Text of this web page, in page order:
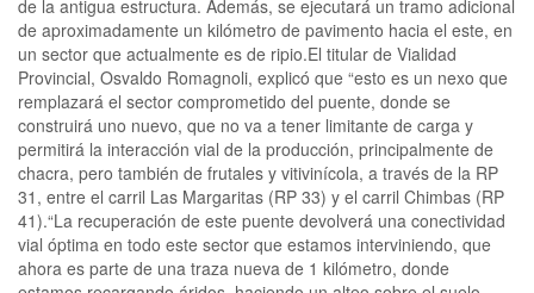
de la antigua estructura. Además, se ejecutará un tramo adicional
de aproximadamente un kilómetro de pavimento hacia el este, en
un sector que actualmente es de ripio.El titular de Vialidad
Provincial, Osvaldo Romagnoli, explicó que “esto es un nexo que
remplazará el sector comprometido del puente, donde se
construirá uno nuevo, que no va a tener limitante de carga y
permitirá la interacción vial de la producción, principalmente de
chacra, pero también de frutales y vitivinícola, a través de la RP
31, entre el carril Las Margaritas (RP 33) y el carril Chimbas (RP
41).“La recuperación de este puente devolverá una conectividad
vial óptima en todo este sector que estamos interviniendo, que
ahora es parte de una traza nueva de 1 kilómetro, donde